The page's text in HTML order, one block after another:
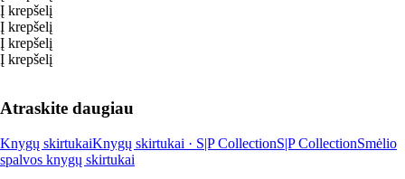
Į krepšelį
Į krepšelį
Į krepšelį
Į krepšelį
Atraskite daugiau
Knygų skirtukaiKnygų skirtukai · S|P CollectionS|P CollectionSmėlio
spalvos knygų skirtukai